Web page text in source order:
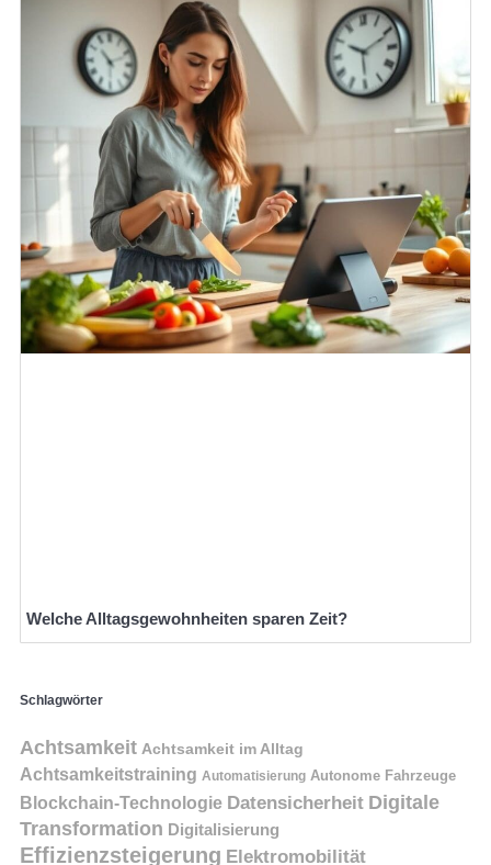
Welche Alltagsgewohnheiten sparen Zeit?
Schlagwörter
Achtsamkeit Achtsamkeit im Alltag
Achtsamkeitstraining Automatisierung Autonome Fahrzeuge
Blockchain-Technologie Datensicherheit Digitale
Transformation Digitalisierung
Effizienzsteigerung Elektromobilität